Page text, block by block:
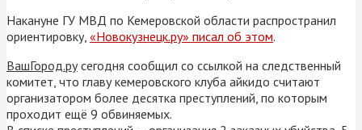
Накануне ГУ МВД по Кемеровской области распространил
ориентировку, «Новокузнецк.ру» писал об этом.
ВашГород.русегодня сообщил со ссылкой на следственный
комитет, что главу кемеровского клуба айкидо считают
организатором более десятка преступлений, по которым
проходит ещё 9 обвиняемых.